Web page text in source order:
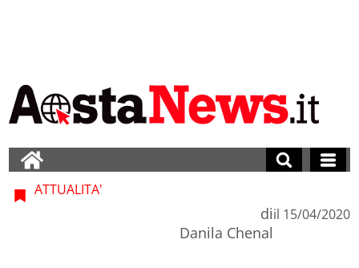
ATTUALITA'
di
Danila Chenal
il 15/04/2020